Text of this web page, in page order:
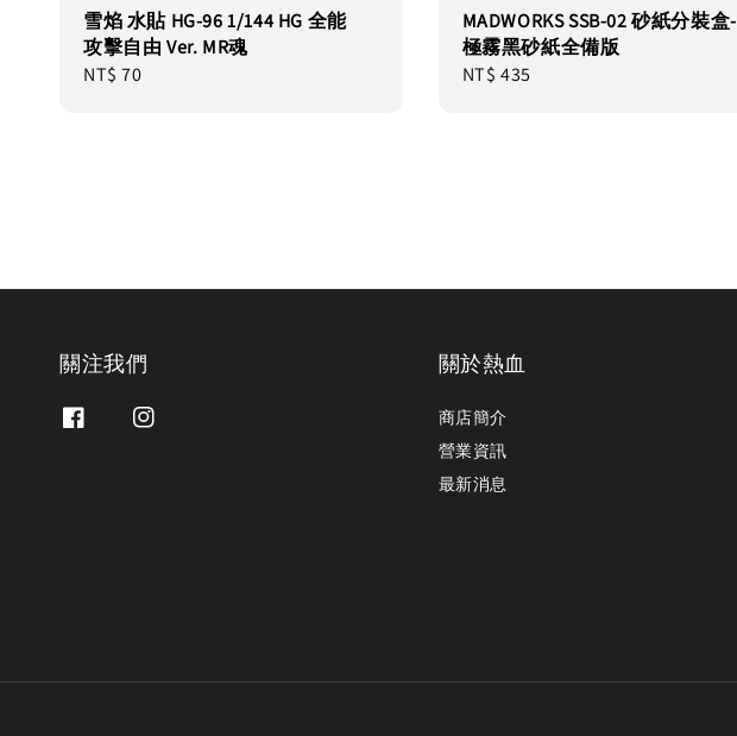
雪焰 水貼 HG-96 1/144 HG 全能
攻擊自由 Ver. MR魂
Regular
NT$ 70
MADWORKS SSB-02 砂紙分裝盒-
極霧黑砂紙全備版
Regular
NT$ 435
關注我們 關於熱血
商店簡介
營業資訊
最新消息